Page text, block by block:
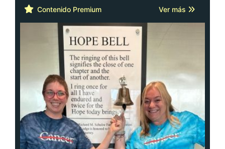
Contenido Premium Ver más